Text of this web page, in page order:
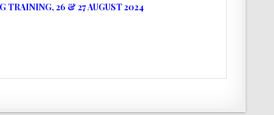
TRAINING, 26 & 27 AUGUST 2024